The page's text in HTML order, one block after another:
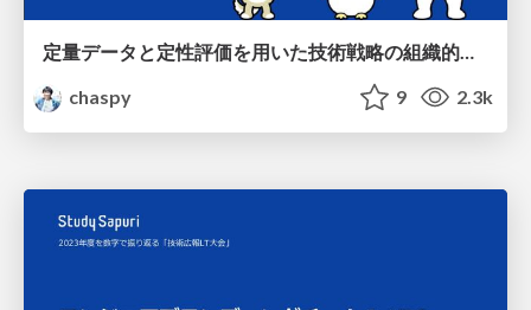
定量データと定性評価を用いた技術戦略の組織的実践 / Systematic implementation of technology strategies using quantitative data and qualitative evaluation
chaspy
9 2.3k